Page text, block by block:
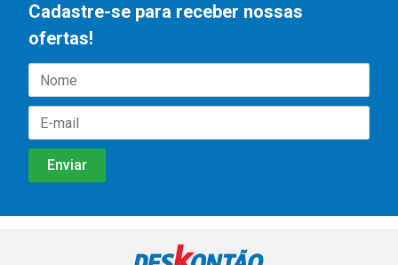
Cadastre-se para receber nossas
ofertas!